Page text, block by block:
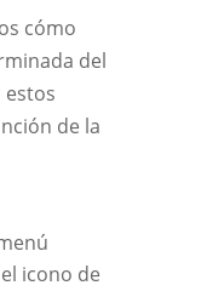
cómo
del
estos
de la
icono de